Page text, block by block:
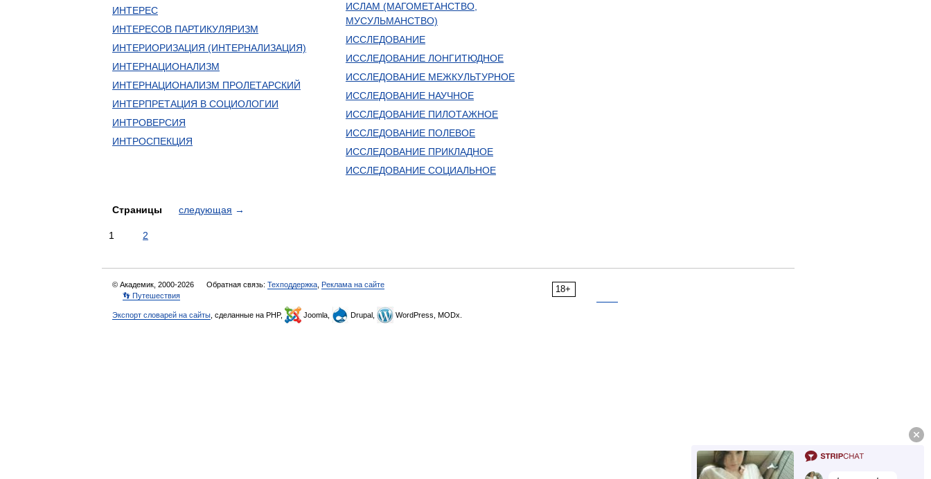
ИНТЕРЕС
ИНТЕРЕСОВ ПАРТИКУЛЯРИЗМ
ИНТЕРИОРИЗАЦИЯ (ИНТЕРНАЛИЗАЦИЯ)
ИНТЕРНАЦИОНАЛИЗМ
ИНТЕРНАЦИОНАЛИЗМ ПРОЛЕТАРСКИЙ
ИНТЕРПРЕТАЦИЯ В СОЦИОЛОГИИ
ИНТРОВЕРСИЯ
ИНТРОСПЕКЦИЯ
ИСЛАМ (МАГОМЕТАНСТВО,
МУСУЛЬМАНСТВО)
ИССЛЕДОВАНИЕ
ИССЛЕДОВАНИЕ ЛОНГИТЮДНОЕ
ИССЛЕДОВАНИЕ МЕЖКУЛЬТУРНОЕ
ИССЛЕДОВАНИЕ НАУЧНОЕ
ИССЛЕДОВАНИЕ ПИЛОТАЖНОЕ
ИССЛЕДОВАНИЕ ПОЛЕВОЕ
ИССЛЕДОВАНИЕ ПРИКЛАДНОЕ
ИССЛЕДОВАНИЕ СОЦИАЛЬНОЕ
Страницы следующая →
1 2
18+
© Академик, 2000-2026 Обратная связь: Техподдержка Реклама на сайте
👣 Путешествия
Экспорт словарей на сайты , сделанные на PHP, Joomla, Drupal, WordPress, MODx.